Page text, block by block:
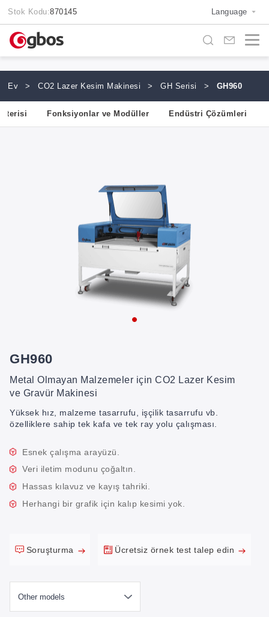
Stok Kodu:870145 Language
Ev > CO2 Lazer Kesim Makinesi > GH Serisi > GH960
Fonksiyonlar ve Modüller Endüstri Çözümleri
GH960
Metal Olmayan Malzemeler için CO2 Lazer Kesim
ve Gravür Makinesi
Yüksek hız, malzeme tasarrufu, işçilik tasarrufu vb.
özelliklere sahip tek kafa ve tek ray yolu çalışması.
Esnek çalışma arayüzü.
Veri iletim modunu çoğaltın.
Hassas kılavuz ve kayış tahriki.
Herhangi bir grafik için kalıp kesimi yok.
Soruşturma Ücretsiz örnek test talep edin